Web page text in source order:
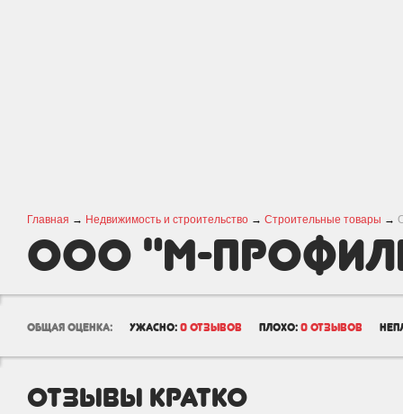
Главная → Недвижимость и строительство → Строительные товары →
ООО "М-
общая оценка: ужасно: 0 отзывов плохо: 0 отзывов
отзывы кратко